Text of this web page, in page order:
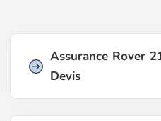
Assurance Rover
Devis